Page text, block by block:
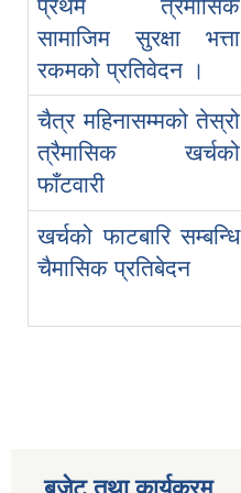
प्रथम त्रैमासिक
सामाजिम सुरक्षा भत्ता
रकमको प्रतिवेदन ।
चैत्र महिनासम्मको तेस्रो
त्रैमासिक खर्चको
फाँटवारी
खर्चको फाटबारि सम्बन्धि
चैमासिक प्रतिबेदन